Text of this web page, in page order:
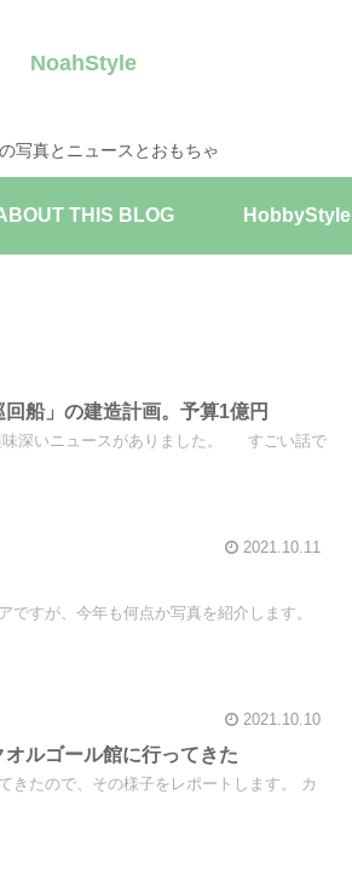
NoahStyle
写真とニュースとおもちゃ
THIS BLOG HobbyStyle
船」の建造計画。予算1億円
味深いニュースがありました。 すごい話で
2021.10.11
すが、今年も何点か写真を紹介します。
2021.10.10
ルゴール館に行ってきた
きたので、その様子をレポートします。 カ